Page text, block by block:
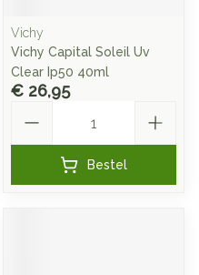
Vichy
Vichy Capital Soleil Uv
Clear Ip50 40ml
€ 26,95
Bestel